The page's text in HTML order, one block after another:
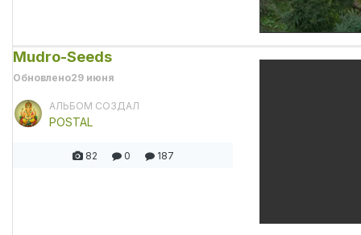
Mudro-Seeds
Обновлено29 июня
АЛЬБОМ СОЗДАЛ
POSTAL
82 0 187